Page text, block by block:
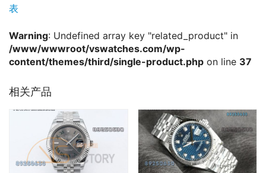
表
Warning: Undefined array key "related_product" in
/www/wwwroot/vswatches.com/wp-
content/themes/third/single-product.php on line 37
相关产品